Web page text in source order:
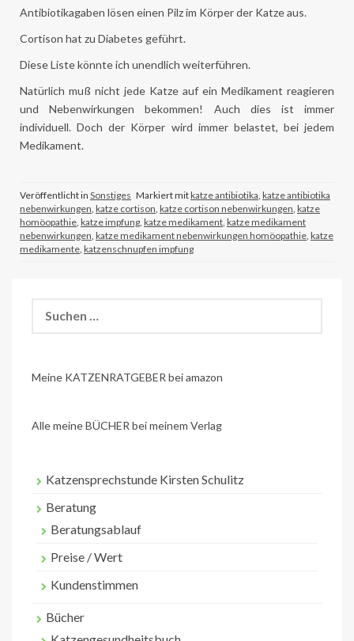
Antibiotikagaben lösen einen Pilz im Körper der Katze aus.
Cortison hat zu Diabetes geführt.
Diese Liste könnte ich unendlich weiterführen.
Natürlich muß nicht jede Katze auf ein Medikament reagieren
und Nebenwirkungen bekommen! Auch dies ist immer
individuell. Doch der Körper wird immer belastet, bei jedem
Medikament.
Veröffentlicht in Sonstiges Markiert mitkatze antibiotika, katze antibiotika
nebenwirkungen, katze cortison, katze cortison nebenwirkungen, katze
homöopathie, katze impfung, katze medikament, katze medikament
nebenwirkungen, katze medikament nebenwirkungen homöopathie, katze
medikamente, katzenschnupfen impfung
nach:
Meine KATZENRATGEBER bei amazon
Alle meine BÜCHER bei meinem Verlag
Katzensprechstunde Kirsten Schulitz
Beratung
Beratungsablauf
Preise / Wert
Kundenstimmen
Bücher